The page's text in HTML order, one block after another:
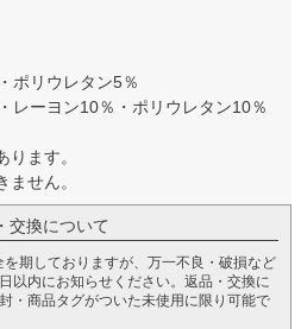
ポリウレタン5％
ヨン10％・ポリウレタン10％
ます。
せん。
交換について
期しておりますが、万一不良・破損など
以内にお知らせください。返品・交換に
・商品タグがついた未使用に限り可能で